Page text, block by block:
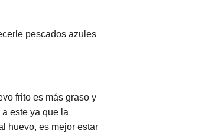
pescados azules
frito es más graso y
este ya que la
huevo, es mejor estar